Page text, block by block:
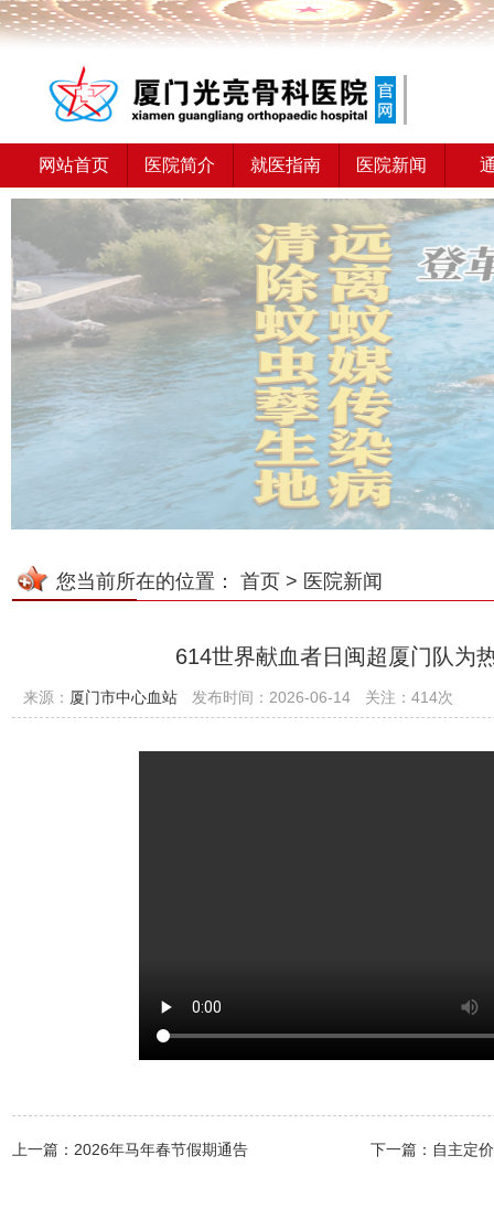
网站首页 医院简介 就医指南 医院新闻
您当前所在的位置： 首页 > 医院新闻
614世界献血者日闽超厦门队为
来源： 厦门市中心血站 发布时间：2026-06-14 关注：414次
上一篇：2026年马年春节假期通告 下一篇：自主定